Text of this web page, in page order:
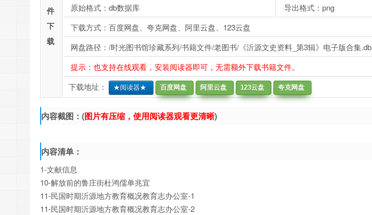
件
下
载
原始格式：db数据库
导出格式：png
下载方式：百度网盘、夸克网盘、阿里云盘、123云盘
网盘路径：/时光图书馆珍藏系列/书籍文件/老图书/《沂源文史资料_第3辑》电子版合集.db
提示：也支持在线观看，安装阅读器即可，无需额外下载书籍文件。
下载地址：
★阅读器★ 百度网盘 阿里云盘 123云盘 夸克网盘
内容截图：(图片有压缩，使用阅读器观看更清晰)
内容清单：
1-文献信息
10-解放前的鲁庄街杜鸿儒单兆宜
11-民国时期沂源地方教育概况教育志办公室-1
11-民国时期沂源地方教育概况教育志办公室-2